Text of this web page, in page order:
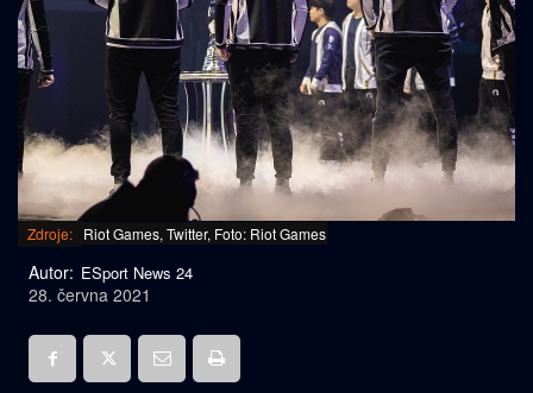
Zdroje: Riot Games, Twitter, Foto: Riot Games
Autor: ESport News 24
28. června 2021